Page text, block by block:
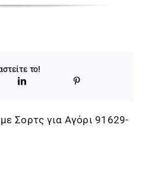
το!
Σορτς για Αγόρι 91629-